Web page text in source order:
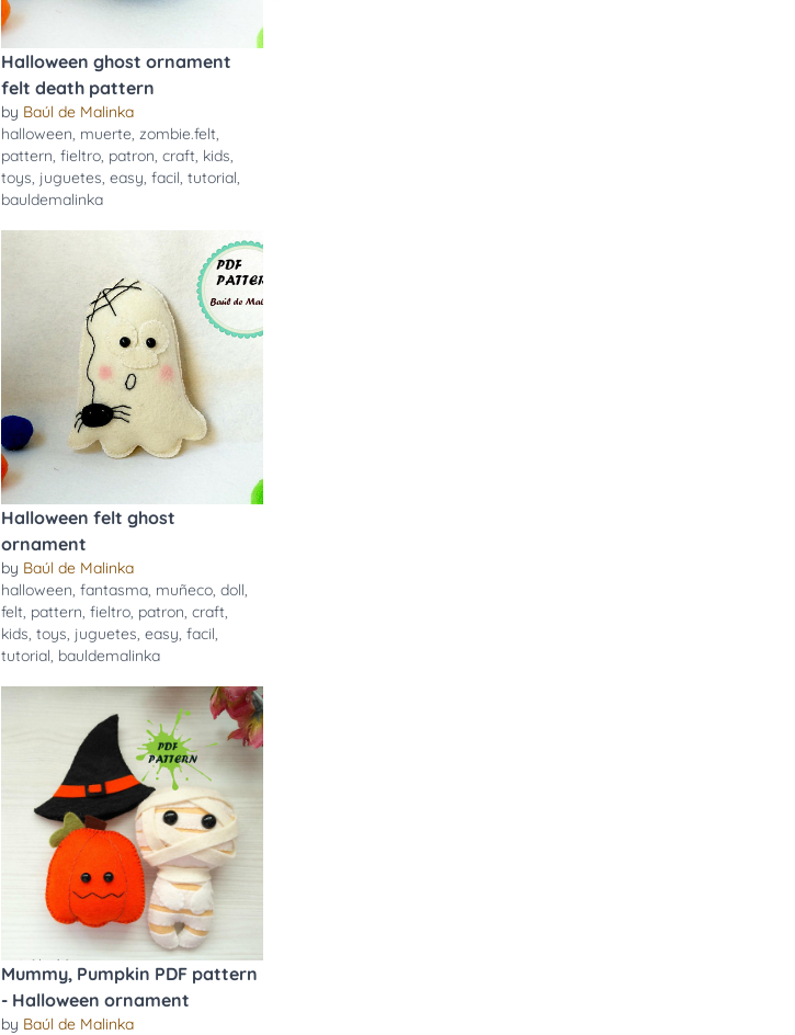
Halloween ghost ornament
felt death pattern
by Baúl de Malinka
halloween, muerte,zombie.felt,
pattern,fieltro, patron,craft, kids,
toys, juguetes,easy,facil,tutorial,
bauldemalinka
Halloween felt ghost
ornament
by Baúl de Malinka
halloween,fantasma, muñeco,doll,
felt, pattern,fieltro, patron,craft,
kids,toys, juguetes,easy,facil,
tutorial, bauldemalinka
Mummy, Pumpkin PDF pattern
- Halloween ornament
by Baúl de Malinka